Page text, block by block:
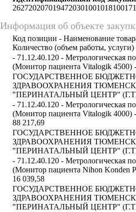
Информация об объекте
Код позиции - Наименование
Количество (объем работы,
- 71.12.40.120 - Метрологическая
(Монитор пациента Vitalogik 4500)
ГОСУДАРСТВЕННОЕ
ЗДРАВООХРАНЕНИЯ
"ПЕРИНАТАЛЬНЫЙ ЦЕНТР"
- 71.12.40.120 - Метрологическая
(Монитор пациента Vitalogik 4000)
88 217,69
ГОСУДАРСТВЕННОЕ
ЗДРАВООХРАНЕНИЯ
"ПЕРИНАТАЛЬНЫЙ ЦЕНТР"
- 71.12.40.120 - Метрологическая
(Монитор пациента Nihon Konden
16 039,58
ГОСУДАРСТВЕННОЕ
ЗДРАВООХРАНЕНИЯ
"ПЕРИНАТАЛЬНЫЙ ЦЕНТР"